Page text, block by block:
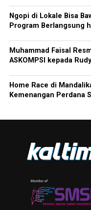
Ngopi di Lokale Bisa
Program Berlangsung
Muhammad Faisal
ASKOMPSI kepada
Home Race di
Kemenangan Perdana